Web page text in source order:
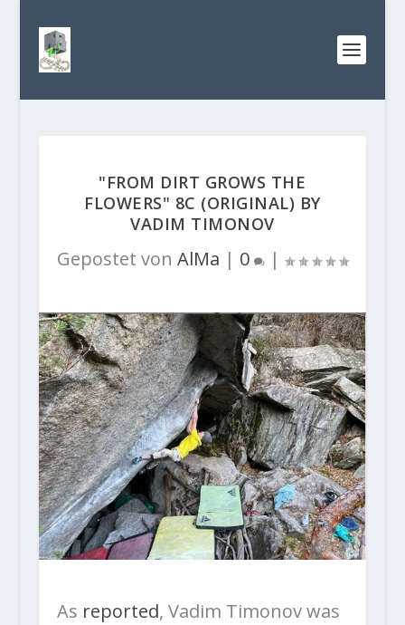
"FROM DIRT GROWS THE
FLOWERS" 8C (ORIGINAL) BY
VADIM TIMONOV
Gepostet von AlMa | 0 |
As reported, Vadim Timonov was